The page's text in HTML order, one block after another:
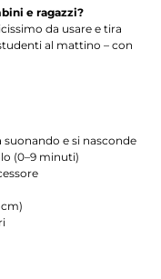
e ragazzi?
da usare e tira
al mattino – con
suonando e si nasconde
(0–9 minuti)